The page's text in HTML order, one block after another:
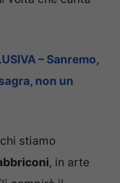
– Sanremo,
non un
stiamo
, in arte